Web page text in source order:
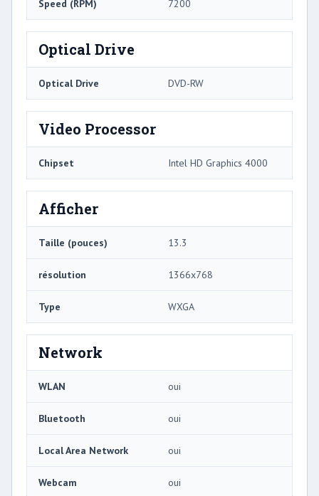
Speed ​​(RPM) 7200
Optical Drive
Optical Drive DVD-RW
Video Processor
Chipset Intel HD Graphics 4000
Afficher
Taille (pouces) 13.3
résolution 1366x768
Type WXGA
Network
WLAN oui
Bluetooth oui
Local Area Network oui
Webcam oui